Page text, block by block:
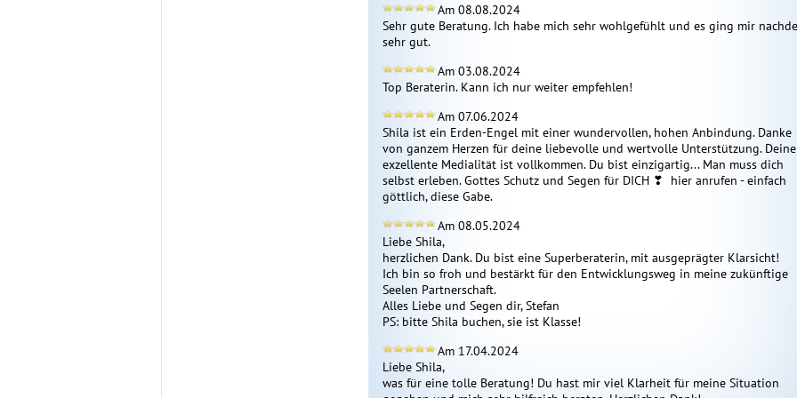
Am 08.08.2024
Sehr gute Beratung. Ich habe mich sehr wohlgefühlt und es ging mir
sehr gut.
Am 03.08.2024
Top Beraterin. Kann ich nur weiter empfehlen!
Am 07.06.2024
Shila ist ein Erden-Engel mit einer wundervollen, hohen Anbindung. Danke
von ganzem Herzen für deine liebevolle und wertvolle Unterstützung. Deine
exzellente Medialität ist vollkommen. Du bist einzigartig... Man muss dich
selbst erleben. Gottes Schutz und Segen für DICH ❣  hier anrufen - einfach
göttlich, diese Gabe.
Am 08.05.2024
Liebe Shila,
herzlichen Dank. Du bist eine Superberaterin, mit ausgeprägter Klarsicht!
Ich bin so froh und bestärkt für den Entwicklungsweg in meine zukünftige
Seelen Partnerschaft.
Alles Liebe und Segen dir, Stefan
PS: bitte Shila buchen, sie ist Klasse!
Am 17.04.2024
Liebe Shila,
was für eine tolle Beratung! Du hast mir viel Klarheit für meine Situation